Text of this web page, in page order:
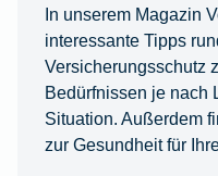
In unserem Magazin
interessante Tipps
Versicherungsschutz
Bedürfnissen je nach
Situation. Außerdem
zur Gesundheit für